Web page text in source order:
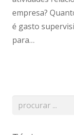
empresa?
é gasto
para…